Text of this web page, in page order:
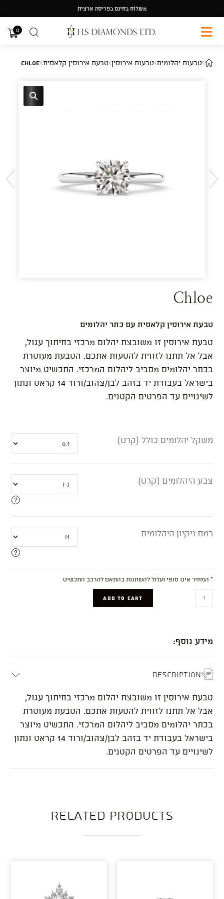
content
משלוח בחינם בפריסה ארצית
0
טבעות יהלומים טבעות אירוסין טבעת אירוסין קלאסית Chloe
Chloe
טבעת אירוסין קלאסית עם כתר יהלומים
טבעת אירוסין זו משובצת יהלום מרכזי בחיתוך עגול,
אבל אל תתנו לזווית להטעות אתכם. הטבעת מעוטרת
בכתר יהלומים מסביב ליהלום המרכזי. התכשיט מיוצר
בישראל בעבודת יד בזהב לבן/צהוב/ורוד 14 קראט ונתון
לשינויים עד הפרטים הקטנים.
משקל יהלומים כולל (קרט)
צבע היהלומים (קרט)
רמת ניקיון היהלומים
* המחיר אינו סופי ועלול להשתנות בהתאם להרכב התכשיט
ADD TO CART
מידע נוסף:
Description
טבעת אירוסין זו משובצת יהלום מרכזי בחיתוך עגול,
אבל אל תתנו לזווית להטעות אתכם. הטבעת מעוטרת
בכתר יהלומים מסביב ליהלום המרכזי. התכשיט מיוצר
בישראל בעבודת יד בזהב לבן/צהוב/ורוד 14 קראט ונתון
לשינויים עד הפרטים הקטנים.
Related products